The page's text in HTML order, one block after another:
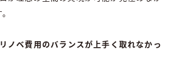
ノベ費用のバランスが上手く取れなかっ